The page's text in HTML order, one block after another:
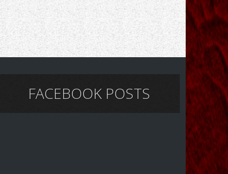
FACEBOOK POSTS